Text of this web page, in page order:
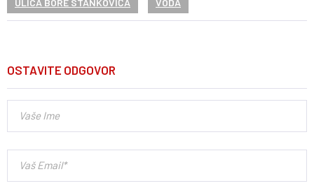
ULICA BORE STANKOVIĆA VODA
OSTAVITE ODGOVOR